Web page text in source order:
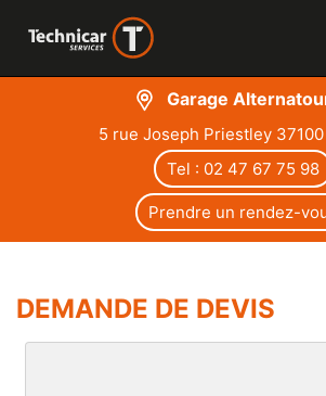
Garage
5 rue Joseph Priestley
Tel : 02 47 67 75 98
Prendre un rendez-
DEMANDE DE DEVIS